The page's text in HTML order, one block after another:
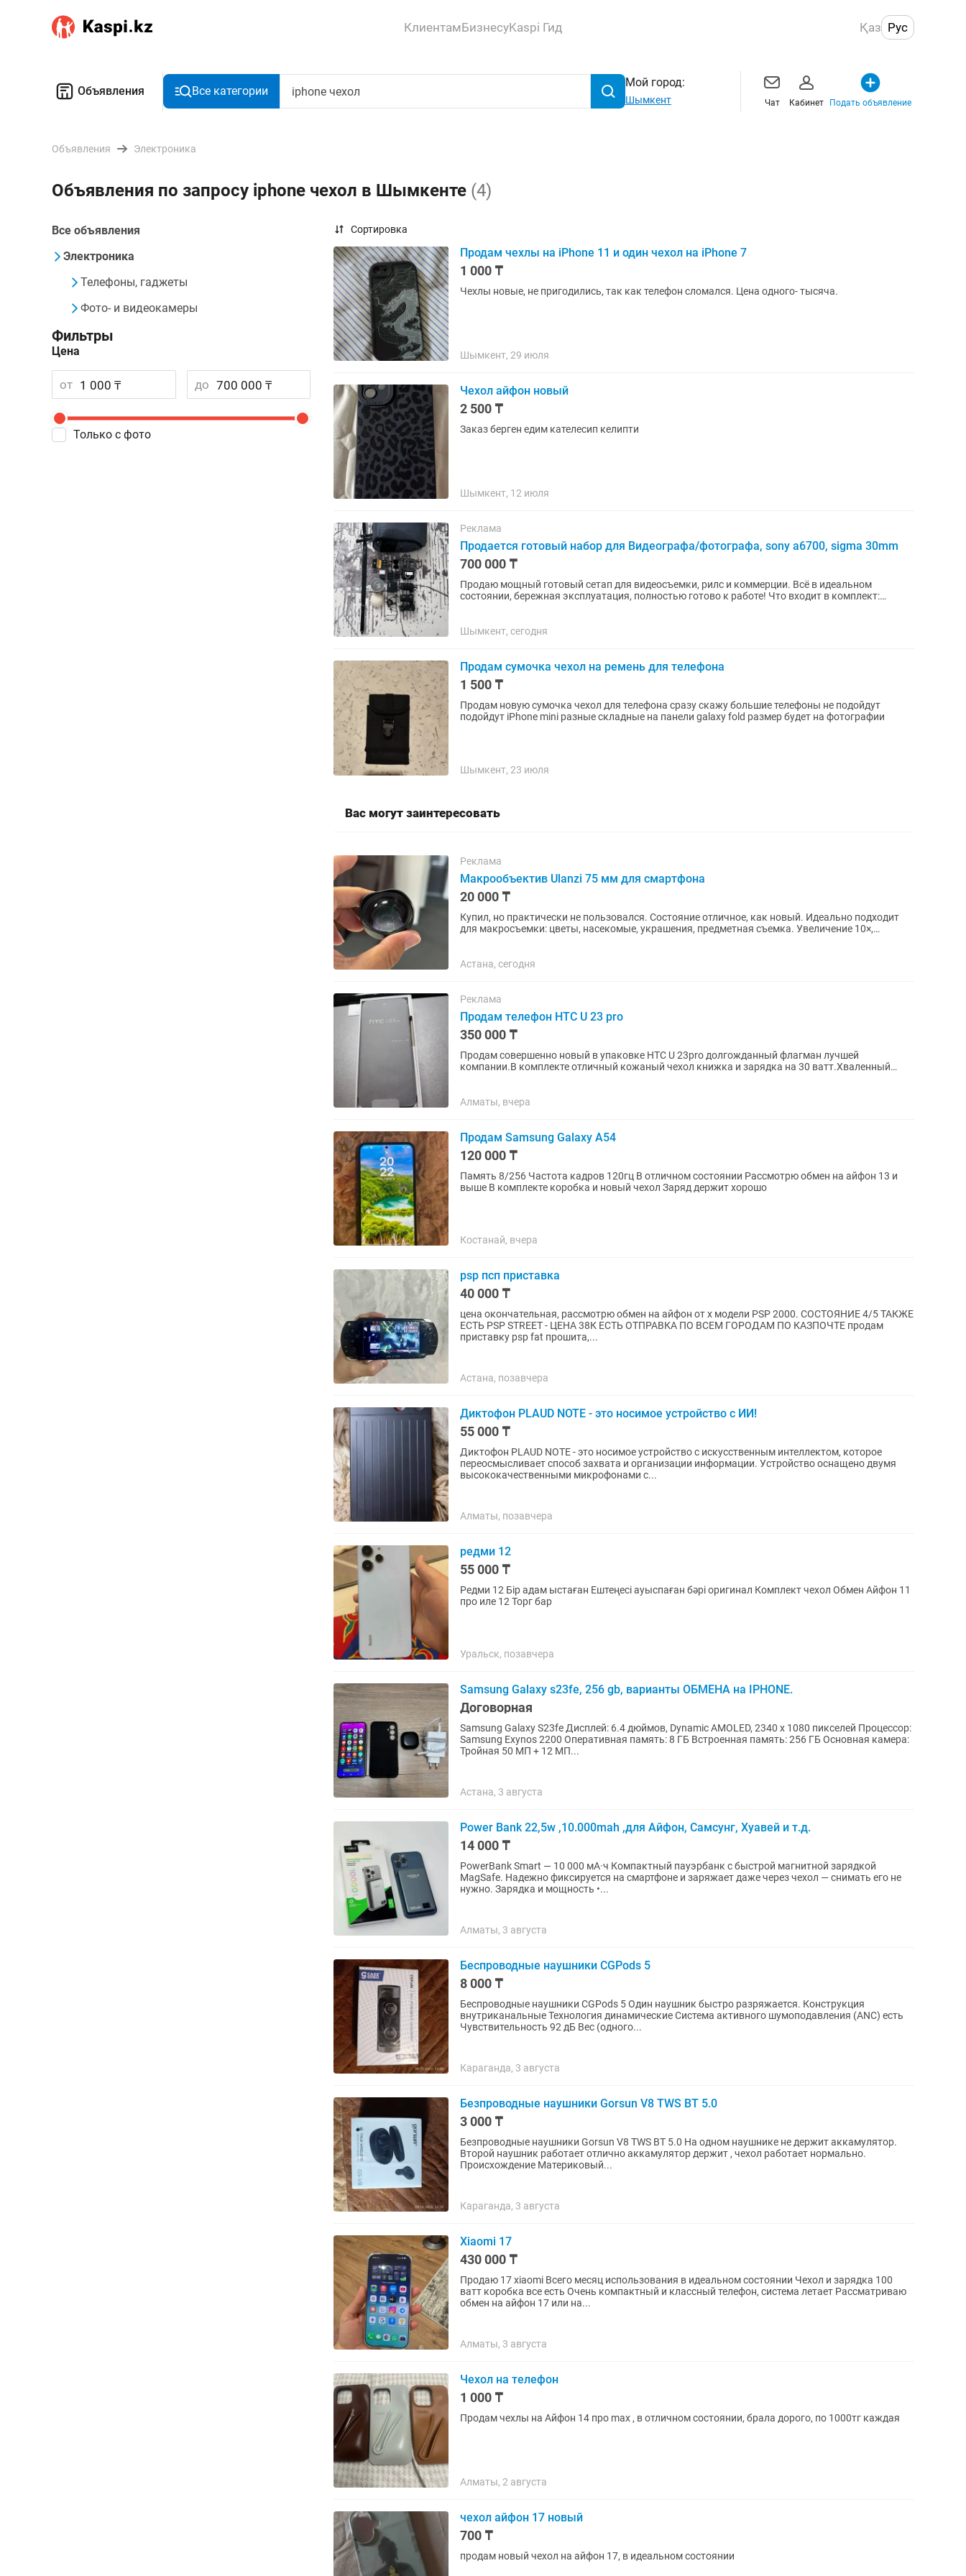
КлиентамБизнесуKaspi Гид Қаз Рус
Объявления Все категории
Мой город:
Шымкент Чат Кабинет Подать объявление
Объявления Электроника
Объявления по запросу iphone чехол в Шымкенте (4)
Все объявления
Электроника
Телефоны, гаджеты
Фото- и видеокамеры
Фильтры
Цена
от до
Только с фото
Сортировка
Продам чехлы на iPhone 11 и один чехол на iPhone 7
1 000 ₸
Чехлы новые, не пригодились, так как телефон сломался. Цена одного- тысяча.
Шымкент, 29 июля
Чехол айфон новый
2 500 ₸
Заказ берген едим кателесип келипти
Шымкент, 12 июля
Реклама
Продается готовый набор для Видеографа/фотографа, sony a6700, sigma 30mm
700 000 ₸
Продаю мощный готовый сетап для видеосъемки, рилс и коммерции. Всё в идеальном
состоянии, бережная эксплуатация, полностью готово к работе! Что входит в комплект:
Шымкент, сегодня
Продам сумочка чехол на ремень для телефона
1 500 ₸
Продам новую сумочка чехол для телефона сразу скажу большие телефоны не подойдут
подойдут iPhone mini разные складные на панели galaxy fold размер будет на фотографии
Шымкент, 23 июля
Вас могут заинтересовать
Реклама
Макрообъектив Ulanzi 75 мм для смартфона
20 000 ₸
Купил, но практически не пользовался. Состояние отличное, как новый. Идеально подходит
для макросъемки: цветы, насекомые, украшения, предметная съемка. Увеличение 10×,
Астана, сегодня
Реклама
Продам телефон HTC U 23 pro
350 000 ₸
Продам совершенно новый в упаковке HTC U 23pro долгожданный флагман лучшей
компании.В комплекте отличный кожаный чехол книжка и зарядка на 30 ватт.Хваленный
Алматы, вчера
Продам Samsung Galaxy A54
120 000 ₸
Память 8/256 Частота кадров 120гц В отличном состоянии Рассмотрю обмен на айфон 13 и
выше В комплекте коробка и новый чехол Заряд держит хорошо
Костанай, вчера
psp псп приставка
40 000 ₸
цена окончательная, рассмотрю обмен на айфон от х модели PSP 2000. СОСТОЯНИЕ 4/5 ТАКЖЕ
ЕСТЬ PSP STREET - ЦЕНА 38К ЕСТЬ ОТПРАВКА ПО ВСЕМ ГОРОДАМ ПО КАЗПОЧТЕ продам
приставку psp fat прошита,...
Астана, позавчера
Диктофон PLAUD NOTE - это носимое устройство с ИИ!
55 000 ₸
Диктофон PLAUD NOTE - это носимое устройство с искусственным интеллектом, которое
переосмысливает способ захвата и организации информации. Устройство оснащено двумя
высококачественными микрофонами с...
Алматы, позавчера
редми 12
55 000 ₸
Редми 12 Бір адам ыстаған Ештеңесі ауыспаған бәрі оригинал Комплект чехол Обмен Айфон 11
про иле 12 Торг бар
Уральск, позавчера
Samsung Galaxy s23fe, 256 gb, варианты ОБМЕНА на IPHONE.
Договорная
Samsung Galaxy S23fe Дисплей: 6.4 дюймов, Dynamic AMOLED, 2340 x 1080 пикселей Процессор:
Samsung Exynos 2200 Оперативная память: 8 ГБ Встроенная память: 256 ГБ Основная камера:
Тройная 50 МП + 12 МП...
Астана, 3 августа
Power Bank 22,5w ,10.000mah ,для Айфон, Самсунг, Хуавей и т.д.
14 000 ₸
PowerBank Smart — 10 000 мА·ч Компактный пауэрбанк с быстрой магнитной зарядкой
MagSafe. Надежно фиксируется на смартфоне и заряжает даже через чехол — снимать его не
нужно. Зарядка и мощность •...
Алматы, 3 августа
Беспроводные наушники CGPods 5
8 000 ₸
Беспроводные наушники CGPods 5 Один наушник быстро разряжается. Конструкция
внутриканальные Технология динамические Система активного шумоподавления (ANC) есть
Чувствительность 92 дБ Вес (одного...
Караганда, 3 августа
Безпроводные наушники Gorsun V8 TWS BT 5.0
3 000 ₸
Безпроводные наушники Gorsun V8 TWS BT 5.0 На одном наушнике не держит аккамулятор.
Второй наушник работает отлично аккамулятор держит , чехол работает нормально.
Происхождение Материковый...
Караганда, 3 августа
Xiaomi 17
430 000 ₸
Продаю 17 xiaomi Всего месяц использования в идеальном состоянии Чехол и зарядка 100
ватт коробка все есть Очень компактный и классный телефон, система летает Рассматриваю
обмен на айфон 17 или на...
Алматы, 3 августа
Чехол на телефон
1 000 ₸
Продам чехлы на Айфон 14 про max , в отличном состоянии, брала дорого, по 1000тг каждая
Алматы, 2 августа
чехол айфон 17 новый
700 ₸
продам новый чехол на айфон 17, в идеальном состоянии